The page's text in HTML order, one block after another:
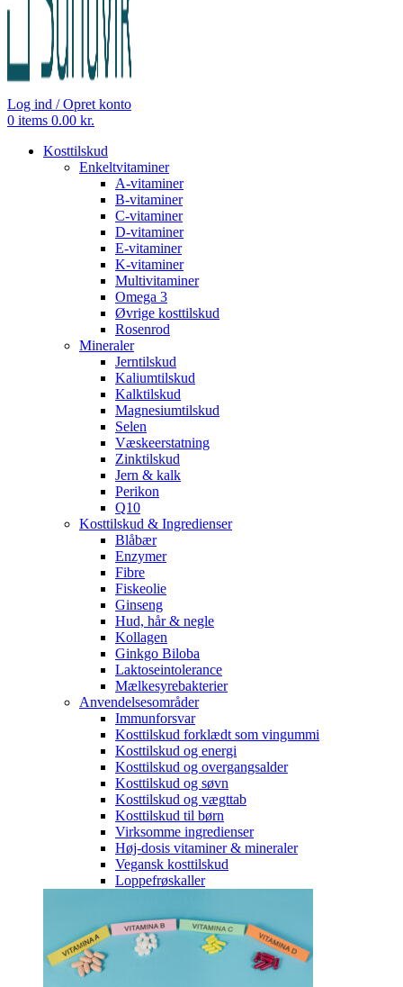
Log ind / Opret konto
0 items 0.00 kr.
Kosttilskud
Enkeltvitaminer
A-vitaminer
B-vitaminer
C-vitaminer
D-vitaminer
E-vitaminer
K-vitaminer
Multivitaminer
Omega 3
Øvrige kosttilskud
Rosenrod
Mineraler
Jerntilskud
Kaliumtilskud
Kalktilskud
Magnesiumtilskud
Selen
Væskeerstatning
Zinktilskud
Jern & kalk
Perikon
Q10
Kosttilskud & Ingredienser
Blåbær
Enzymer
Fibre
Fiskeolie
Ginseng
Hud, hår & negle
Kollagen
Ginkgo Biloba
Laktoseintolerance
Mælkesyrebakterier
Anvendelsesområder
Immunforsvar
Kosttilskud forklædt som vingummi
Kosttilskud og energi
Kosttilskud og overgangsalder
Kosttilskud og søvn
Kosttilskud og vægttab
Kosttilskud til børn
Virksomme ingredienser
Høj-dosis vitaminer & mineraler
Vegansk kosttilskud
Loppefrøskaller